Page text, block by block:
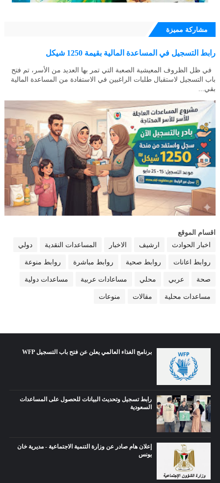
مشاركة مميزة
رابط التسجيل في المساعدة المالية بقيمة 1250 شيكل
في ظل الظروف المعيشية الصعبة التي تمر بها العديد من الأسر، تم فتح
باب التسجيل لاستقبال طلبات الراغبين في الاستفادة من المساعدة المالية
بقي...
اقسام الموقع
اخبار الحوادث
ارشيف الاخبار المساعدات النقدية دولي
روابط اعانات روابط صحية روابط مباشرة روابط منوعة
صحة عربي محلي مساعادات عربية مساعدات دولية
مساعدات محلية مقالات منوعات
برنامج الغذاء العالمي يعلن عن فتح باب التسجيل WFP
رابط تسجيل وتحديث البيانات للحصول على المساعدات
السعودية
إعلان هام صادر عن وزارة التنمية الاجتماعية - مديرية خان
يونس